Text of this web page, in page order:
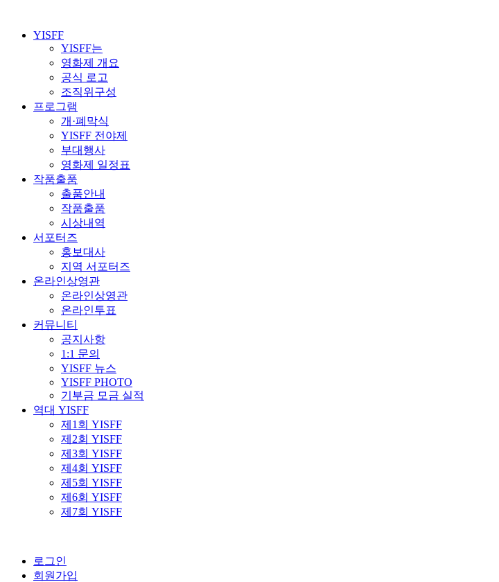
YISFF
YISFF는
영화제 개요
공식 로고
조직위구성
프로그램
개·폐막식
YISFF 전야제
부대행사
영화제 일정표
작품출품
출품안내
작품출품
시상내역
서포터즈
홍보대사
지역 서포터즈
온라인상영관
온라인상영관
온라인투표
커뮤니티
공지사항
1:1 문의
YISFF 뉴스
YISFF PHOTO
기부금 모금 실적
역대 YISFF
제1회 YISFF
제2회 YISFF
제3회 YISFF
제4회 YISFF
제5회 YISFF
제6회 YISFF
제7회 YISFF
로그인
회원가입